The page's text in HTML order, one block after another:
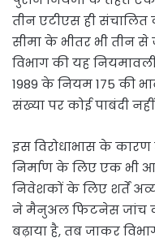
तीन एटीएस ही
सीमा के भीतर भी तीन से
विभाग की यह
1989 के नियम 175 की
संख्या पर कोई पाबंदी
इस विरोधाभास के कारण
निर्माण के लिए एक भी
निवेशकों के लिए शर्तें
ने मैनुअल फिटनेस जांच
बढ़ाया है, तब जाकर